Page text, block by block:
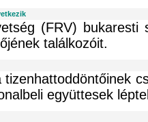
(FRV) bukaresti
találkozóit.
együttesek